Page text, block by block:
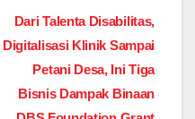
Dari Talenta Disabilitas,
Digitalisasi Klinik Sampai
Petani Desa, Ini Tiga
Bisnis Dampak Binaan